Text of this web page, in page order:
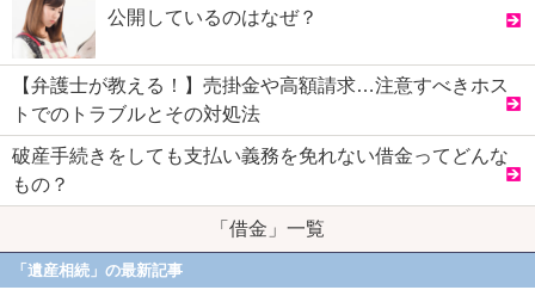
公開しているのはなぜ？
【弁護士が教える！】売掛金や高額請求…注意すべきホス
トでのトラブルとその対処法
破産手続きをしても支払い義務を免れない借金ってどんな
もの？
「借金」一覧
「遺産相続」の最新記事